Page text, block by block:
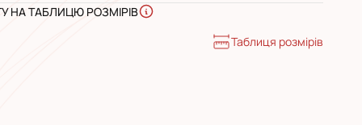
НА ТАБЛИЦЮ РОЗМІРІВ
Таблиця розмірів